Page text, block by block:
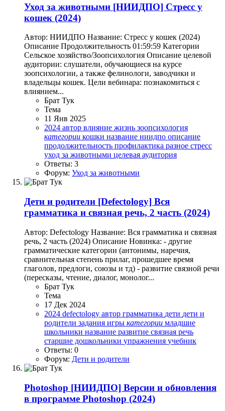
Уход за животными [НИИДПО] Стресс у
кошек (2024)
Автор: НИИДПО Название: Стресс у кошек (2024)
Описание Продолжительность 01:59:59 Категории
Сельское хозяйство/Зоопсихология Описание целевой
аудитории: слушатели, обучающиеся на курсе
зоопсихологии, а также фелинологи, заводчики и
владельцы кошек. Цели вебинара: познакомиться с
влиянием...
Брат Тук
Тема
11 Янв 2025
2024 автор влияние жизнь зоопсихология
категории кошки название ниидпо описание
продолжительность профилактика разное стресс
уход за животными целевая аудитория
Ответы: 3
Форум: Уход за животными
Дети и родители [Defectology] Вся
грамматика и связная речь, 2 часть (2024)
Автор: Defectology Название: Вся грамматика и связная
речь, 2 часть (2024) Описание Новинка: - другие
грамматические категории (антонимы, наречия,
сравнительная степень прилаг, прошедшее время
глаголов, предлоги, союзы и тд) - развитие связной речи
(пересказы, чтение, диалог, монолог...
Брат Тук
Тема
17 Дек 2024
2024 defectology автор грамматика дети дети и
родители задания игры категории младшие
школьники название развитие связная речь
старшие дошкольники упражнения учебник
Ответы: 0
Форум: Дети и родители
Photoshop [НИИДПО] Версии и обновления
в программе Photoshop (2024)